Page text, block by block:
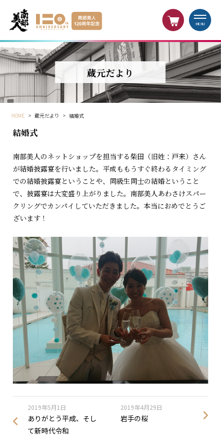
MENU
蔵元だより
HOME > 蔵元だより > 結婚式
結婚式
南部美人のネットショップを担当する柴田（旧姓：戸来）さん
が結婚披露宴を行いました。平成ももうすぐ終わるタイミング
での結婚披露宴ということや、同級生同士の結婚ということ
で、披露宴は大変盛り上がりました。南部美人あわさけスパー
クリングでカンパイしていただきました。本当におめでとうご
ざいます！
2019年5月1日
ありがとう平成、そし
て新時代令和
2019年4月29日
岩手の桜